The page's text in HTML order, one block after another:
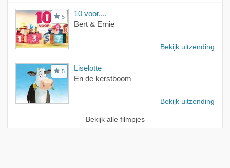
5
10 voor....
Bert & Ernie
Bekijk uitzending
5
Liselotte
En de kerstboom
Bekijk uitzending
Bekijk alle filmpjes